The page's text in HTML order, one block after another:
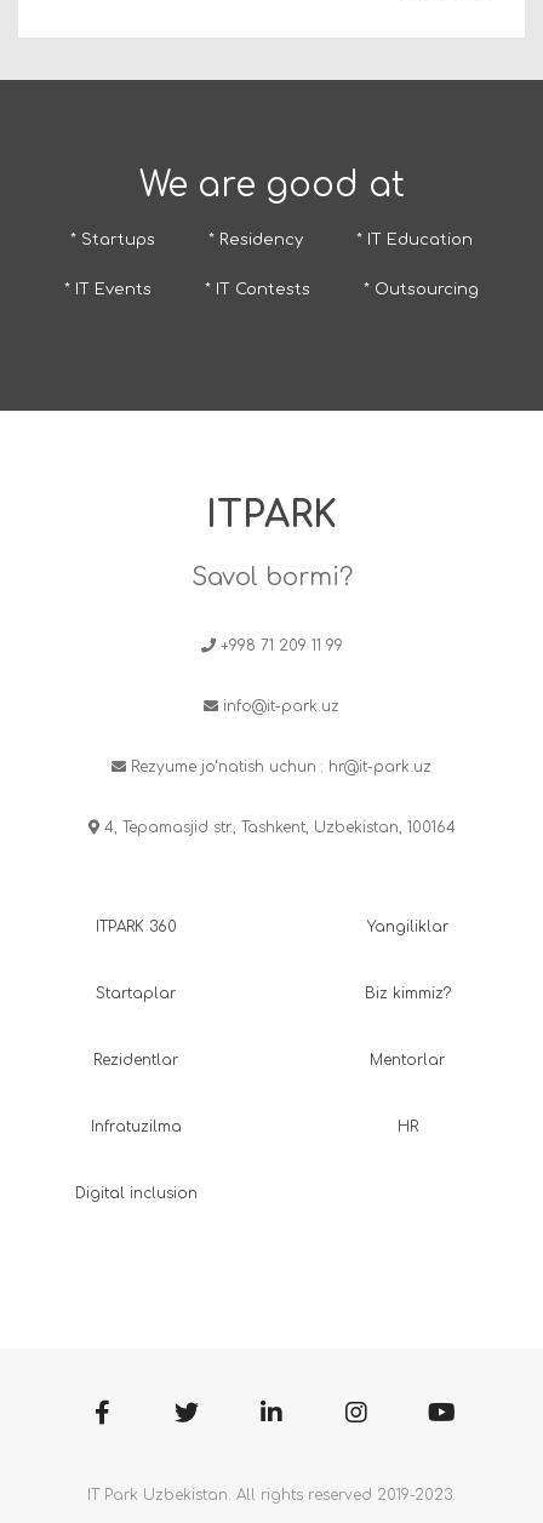
We are good at
* Startups * Residency * IT Education
* IT Events * IT Contests * Outsourcing
ITPARK
Savol bormi?
+998 71 209 11 99
info@it-park.uz
Rezyume jo‘natish uchun : hr@it-park.uz
4, Tepamasjid str., Tashkent, Uzbekistan, 100164
ITPARK 360
Startaplar
Rezidentlar
Infratuzilma
Digital inclusion
Yangiliklar
Biz kimmiz?
Mentorlar
HR
IT Park Uzbekistan. All rights reserved 2019-2023.